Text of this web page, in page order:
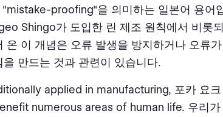
proofing"을 의미하는 일본어 용어
Shingo가 도입한 린 제조 원칙에서 비롯
온 이 개념은 오류 발생을 방지하거나 오류
을 만드는 것과 관련이 있습니다.
applied in manufacturing, 포카 요
numerous areas of human life. 우리가